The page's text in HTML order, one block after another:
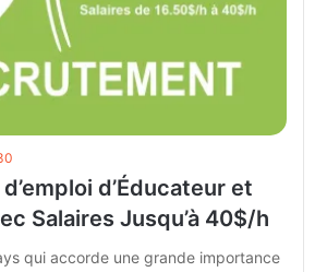
d’Éducateur et
Salaires Jusqu’à 40$/h
qui accorde une grande importance